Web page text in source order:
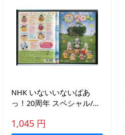
NHK いないいないばあ
っ！20周年 スペシャル/中
ち/c0900
1,045 円